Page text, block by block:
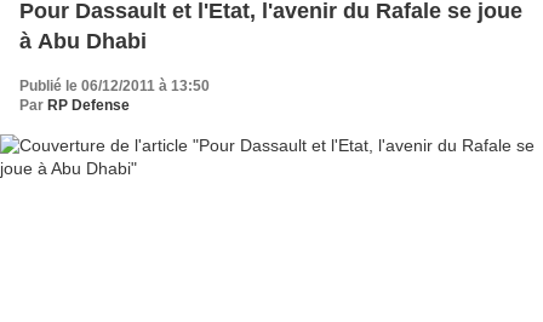
Pour Dassault et l'Etat, l'avenir du Rafale se joue
à Abu Dhabi
Publié le 06/12/2011 à 13:50
Par RP Defense